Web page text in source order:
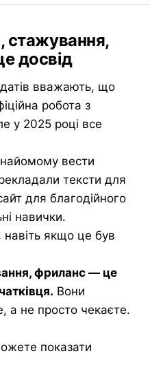
стажування,
досвід
вважають, що
робота з
у 2025 році все
вести
тексти для
для благодійного
навички.
якщо це був
фриланс — це
Вони
а не просто чекаєте.
показати